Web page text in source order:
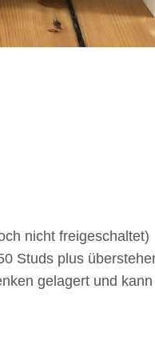
nicht freigeschaltet)
Studs plus
gelagert und